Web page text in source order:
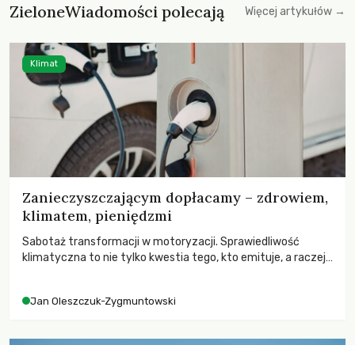
ZieloneWiadomości polecają Więcej artykułów →
Zanieczyszczającym dopłacamy – zdrowiem,
klimatem, pieniędzmi
Sabotaż transformacji w motoryzacji. Sprawiedliwość
klimatyczna to nie tylko kwestia tego, kto emituje, a raczej
Jan Oleszczuk-Zygmuntowski
Klimat